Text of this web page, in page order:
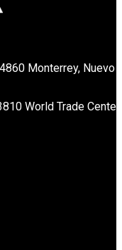
Monterrey, Nuevo
World Trade